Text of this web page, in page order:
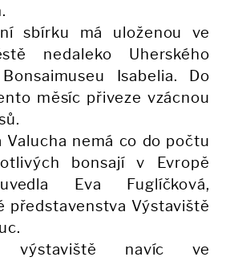
sbírku má uloženou ve
nedaleko Uherského
Isabelia. Do
měsíc přiveze vzácnou
Valucha nemá co do počtu
bonsají v Evropě
Eva Fuglíčková,
představenstva Výstaviště
výstaviště navíc ve